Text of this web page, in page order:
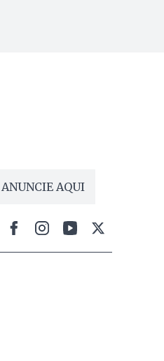
ANUNCIE AQUI